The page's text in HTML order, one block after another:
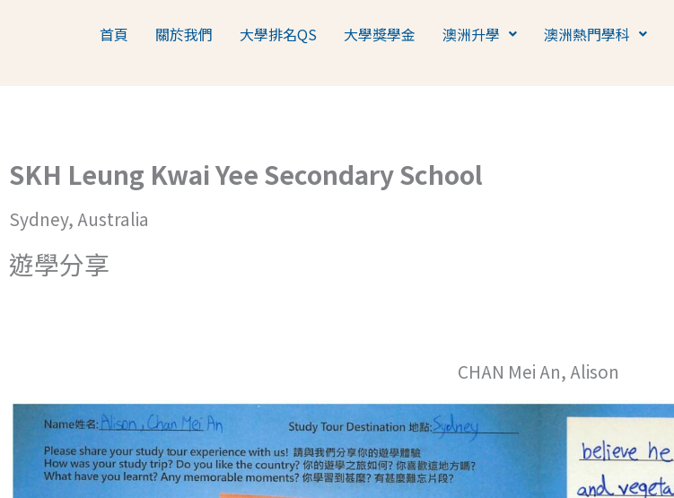
首頁 關於我們 大學排名QS 大學獎學金 澳洲升學 澳洲熱門學科
SKH Leung Kwai Yee Secondary School
Sydney, Australia
遊學分享
CHAN Mei An, Alison